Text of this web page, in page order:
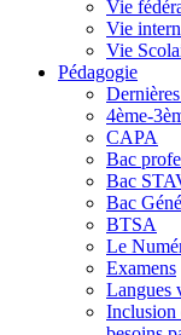
Vie
Vie
Vie
Pédagogie
4ème-
CAPA
Bac
Bac
Bac
BTSA
Le
Examens
Langues
Inclusion